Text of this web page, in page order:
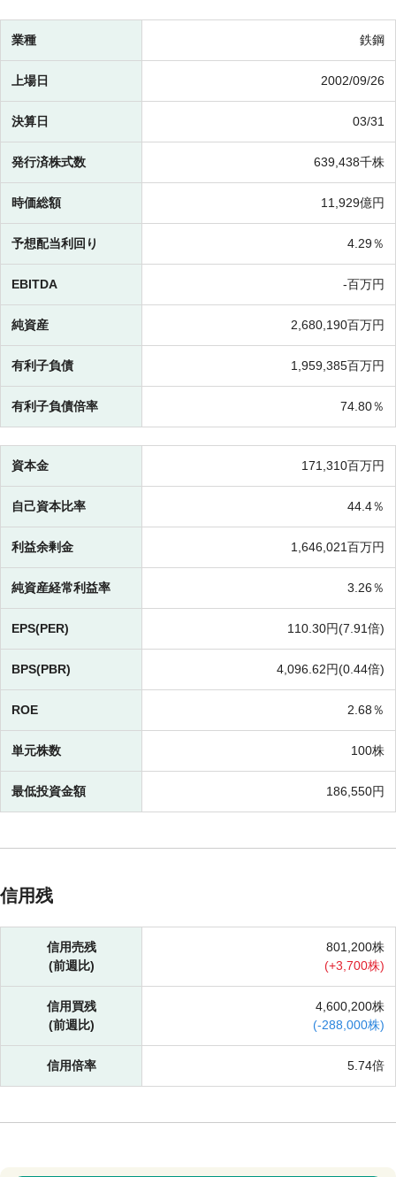
業種 鉄鋼
上場日 2002/09/26
決算日 03/31
発行済株式数 639,438千株
時価総額 11,929億円
予想配当利回り 4.29％
EBITDA -百万円
純資産 2,680,190百万円
有利子負債 1,959,385百万円
有利子負債倍率 74.80％
資本金 171,310百万円
自己資本比率 44.4％
利益余剰金 1,646,021百万円
純資産経常利益率 3.26％
EPS(PER) 110.30円(7.91倍)
BPS(PBR) 4,096.62円(0.44倍)
ROE 2.68％
単元株数 100株
最低投資金額 186,550円
信用残
信用売残
(前週比)
801,200株
(+3,700株)
信用買残
(前週比)
4,600,200株
(-288,000株)
信用倍率 5.74倍